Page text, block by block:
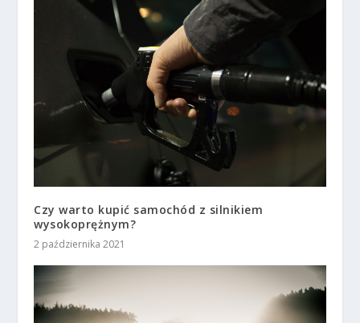
Czy warto kupić samochód z silnikiem
wysokoprężnym?
2 października 2021